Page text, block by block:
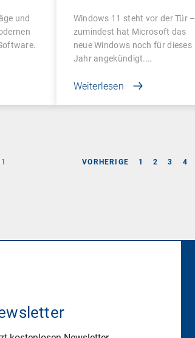
und
Windows 11 steht vor der Tür –
zumindest hat Microsoft das
neue Windows noch für dieses
Jahr angekündigt.…
Weiterlesen
VORHERIGE 1 2 3 4